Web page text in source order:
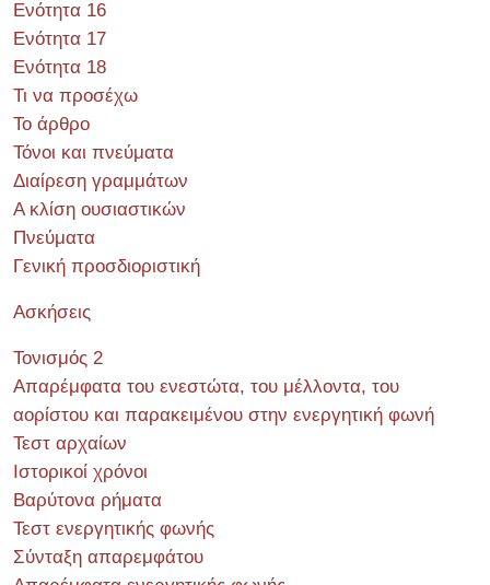
Ενότητα 16
Ενότητα 17
Ενότητα 18
Τι να προσέχω
Το άρθρο
Τόνοι και πνεύματα
Διαίρεση γραμμάτων
Α κλίση ουσιαστικών
Πνεύματα
Γενική προσδιοριστική
Ασκήσεις
Τονισμός 2
Απαρέμφατα του ενεστώτα, του μέλλοντα, του
αορίστου και παρακειμένου στην ενεργητική φωνή
Τεστ αρχαίων
Ιστορικοί χρόνοι
Βαρύτονα ρήματα
Τεστ ενεργητικής φωνής
Σύνταξη απαρεμφάτου